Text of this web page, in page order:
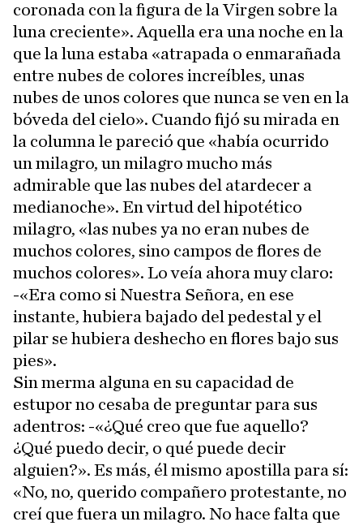
coronada con la figura de la Virgen sobre la
luna creciente». Aquella era una noche en la
que la luna estaba «atrapada o enmarañada
entre nubes de colores increíbles, unas
nubes de unos colores que nunca se ven en la
bóveda del cielo». Cuando fijó su mirada en
la columna le pareció que «había ocurrido
un milagro, un milagro mucho más
admirable que las nubes del atardecer a
medianoche». En virtud del hipotético
milagro, «las nubes ya no eran nubes de
muchos colores, sino campos de flores de
muchos colores». Lo veía ahora muy claro:
-«Era como si Nuestra Señora, en ese
instante, hubiera bajado del pedestal y el
pilar se hubiera deshecho en flores bajo sus
pies».
Sin merma alguna en su capacidad de
estupor no cesaba de preguntar para sus
adentros: -«¿Qué creo que fue aquello?
¿Qué puedo decir, o qué puede decir
alguien?». Es más, él mismo apostilla para sí:
«No, no, querido compañero protestante, no
creí que fuera un milagro. No hace falta que